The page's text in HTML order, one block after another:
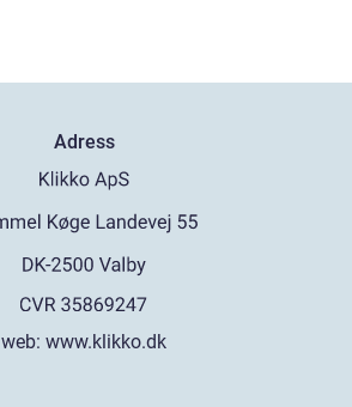
Adress
web: www.klikko.dk